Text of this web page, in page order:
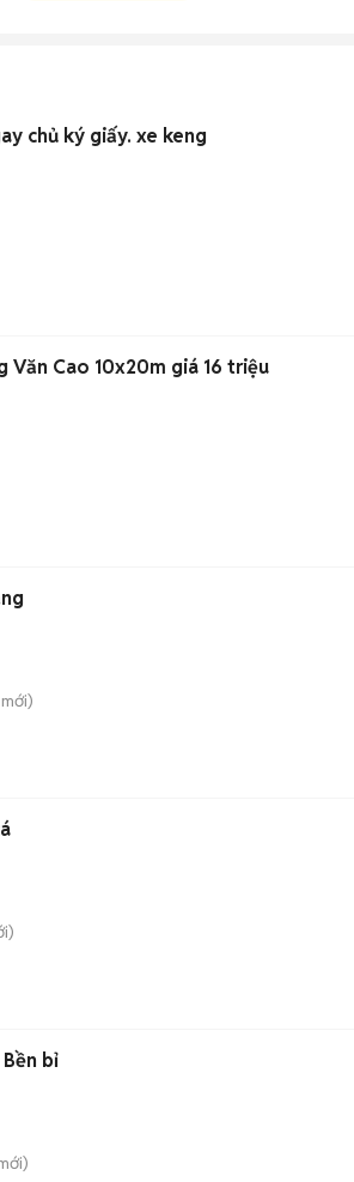
chủ ký giấy. xe keng
Văn Cao 10x20m giá 16 triệu
mới)
Bền bỉ